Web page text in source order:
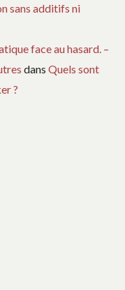
sans additifs ni
face au hasard. –
dans Quels sont
?